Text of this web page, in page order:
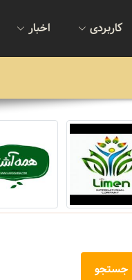
کاربردی اخبار